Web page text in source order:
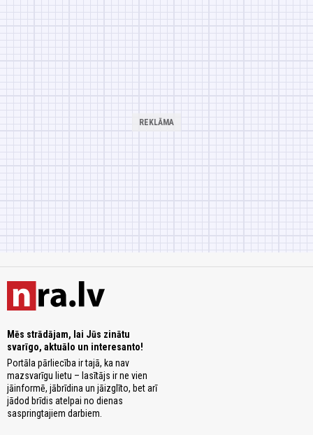
Mēs strādājam, lai Jūs zinātu
svarīgo, aktuālo un interesanto!
Portāla pārliecība ir tajā, ka nav
mazsvarīgu lietu – lasītājs ir ne vien
jāinformē, jābrīdina un jāizglīto, bet arī
jādod brīdis atelpai no dienas
saspringtajiem darbiem.